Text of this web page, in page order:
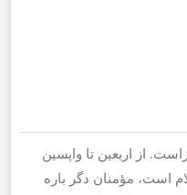
از اربعین تا واپسین
است، مؤمنان دگر باره